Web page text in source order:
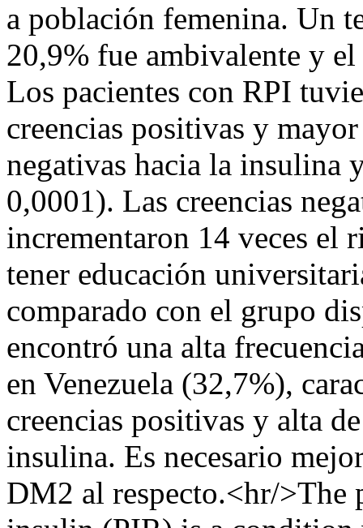
a población femenina. Un
20,9% fue ambivalente y
Los pacientes con RPI
creencias positivas y
negativas hacia la insulina
0,0001). Las creencias
incrementaron 14 veces el
tener educación
comparado con el grupo
encontró una alta
en Venezuela (32,7%),
creencias positivas y alta
insulina. Es necesario
DM2 al respecto.<hr/>The